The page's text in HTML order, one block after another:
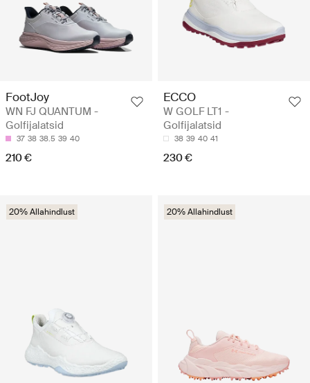
FootJoy
WN FJ QUANTUM -
Golfijalatsid
37 38 38.5 39 40
210 €
ECCO
W GOLF LT1 -
Golfijalatsid
38 39 40 41
230 €
20% Allahindlust 20% Allahindlust